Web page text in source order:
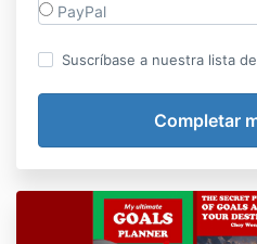
PayPal
Suscríbase a nuestra lista